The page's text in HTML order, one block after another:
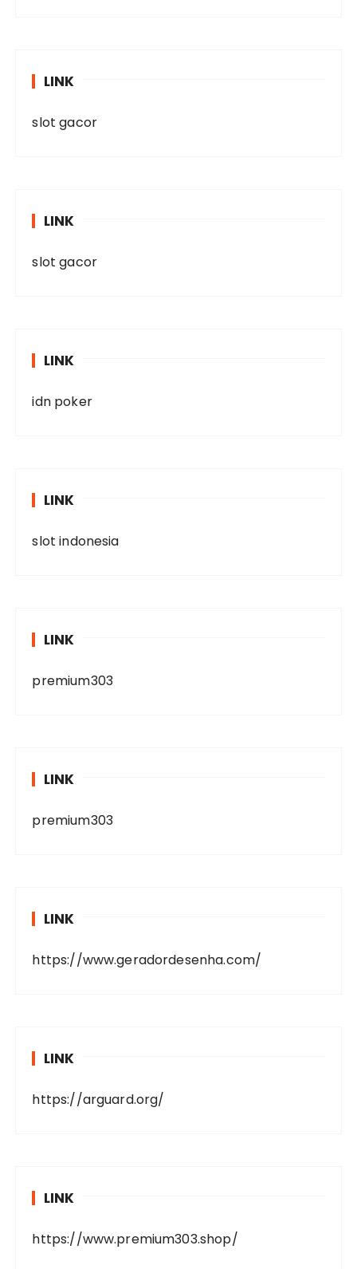
LINK
slot gacor
LINK
slot gacor
LINK
idn poker
LINK
slot indonesia
LINK
premium303
LINK
premium303
LINK
https://www.geradordesenha.com/
LINK
https://arguard.org/
LINK
https://www.premium303.shop/